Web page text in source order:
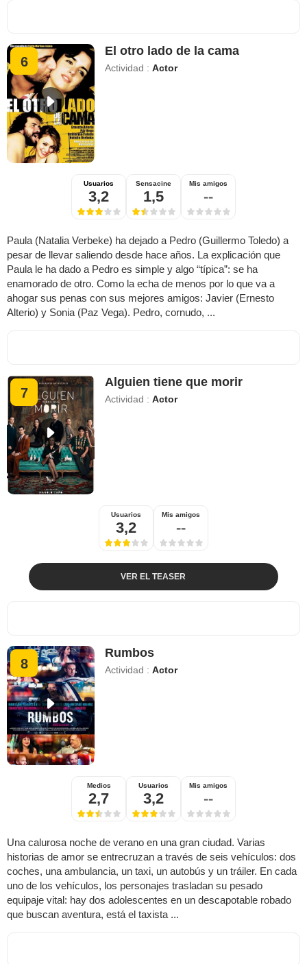
6
El otro lado de la cama
Actividad :Actor
Usuarios
3,2
Sensacine
1,5
Mis amigos
--
Paula (Natalia Verbeke) ha dejado a Pedro (Guillermo Toledo) a
pesar de llevar saliendo desde hace años. La explicación que
Paula le ha dado a Pedro es simple y algo “típica”: se ha
enamorado de otro. Como la echa de menos por lo que va a
ahogar sus penas con sus mejores amigos: Javier (Ernesto
Alterio) y Sonia (Paz Vega). Pedro, cornudo, ...
7
Alguien tiene que morir
Actividad :Actor
Usuarios
3,2
Mis amigos
--
VER EL TEASER
8
Rumbos
Actividad :Actor
Medios
2,7
Usuarios
3,2
Mis amigos
--
Una calurosa noche de verano en una gran ciudad. Varias
historias de amor se entrecruzan a través de seis vehículos: dos
coches, una ambulancia, un taxi, un autobús y un tráiler. En cada
uno de los vehículos, los personajes trasladan su pesado
equipaje vital: hay dos adolescentes en un descapotable robado
que buscan aventura, está el taxista ...